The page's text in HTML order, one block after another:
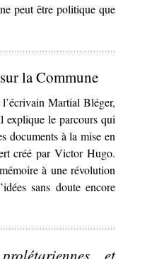
peut être politique que
la Commune
Martial Bléger,
explique le parcours qui
documents à la mise en
créé par Victor Hugo.
à une révolution
sans doute encore
sur la Commune’
et